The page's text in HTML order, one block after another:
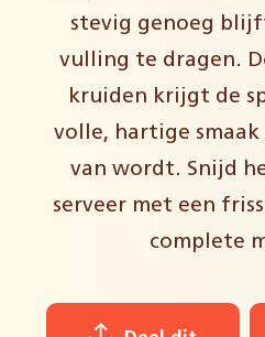
stevig genoeg
vulling te dragen.
kruiden krijgt de
volle, hartige
van wordt. Snijd
serveer met een
complete